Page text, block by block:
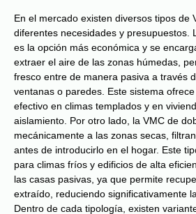
En el mercado existen diversos tipos de
diferentes necesidades y presupuestos.
es la opción más económica y se
extraer el aire de las zonas húmedas,
fresco entre de manera pasiva a través
ventanas o paredes. Este sistema
efectivo en climas templados y en
aislamiento. Por otro lado, la VMC de
mecánicamente a las zonas secas,
antes de introducirlo en el hogar. Este
para climas fríos y edificios de alta
las casas pasivas, ya que permite
extraído, reduciendo significativamente
Dentro de cada tipología, existen